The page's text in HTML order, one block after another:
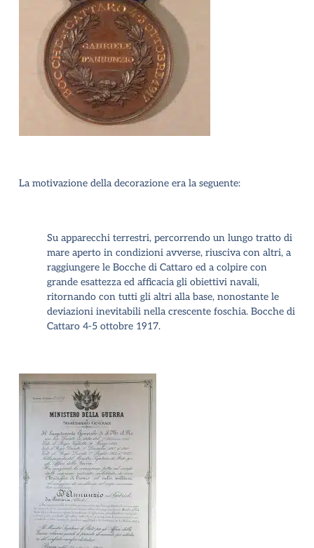
La motivazione della decorazione era la seguente:
Su apparecchi terrestri, percorrendo un lungo tratto di
mare aperto in condizioni avverse, riusciva con altri, a
raggiungere le Bocche di Cattaro ed a colpire con
grande esattezza ed afficacia gli obiettivi navali,
ritornando con tutti gli altri alla base, nonostante le
deviazioni inevitabili nella crescente foschia. Bocche di
Cattaro 4-5 ottobre 1917.